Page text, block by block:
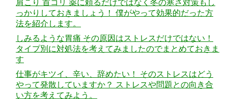
肩こり 首コリ 薬に頼るだけではなく冬の寒さ対策もし
っかりしておきましょう！ 僕がやって効果的だった方
法を紹介します。
しみるような胃痛 その原因はストレスだけではない！
タイプ別に対処法を考えてみましたのでまとめておきま
す
仕事がキツイ、辛い、辞めたい！ そのストレスはどう
やって発散していますか？ ストレスや問題との向き合
い方を考えてみよう。